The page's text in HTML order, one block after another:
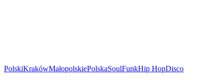
PolskiKrakówMałopolskiePolskaSoulFunkHip HopDisco